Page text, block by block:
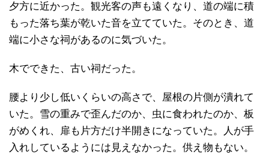
夕方に近かった。観光客の声も遠くなり、道の端に積
もった落ち葉が乾いた音を立てていた。そのとき、道
端に小さな祠があるのに気づいた。
木でできた、古い祠だった。
腰より少し低いくらいの高さで、屋根の片側が潰れて
いた。雪の重みで歪んだのか、虫に食われたのか、板
がめくれ、扉も片方だけ半開きになっていた。人が手
入れしているようには見えなかった。供え物もない。